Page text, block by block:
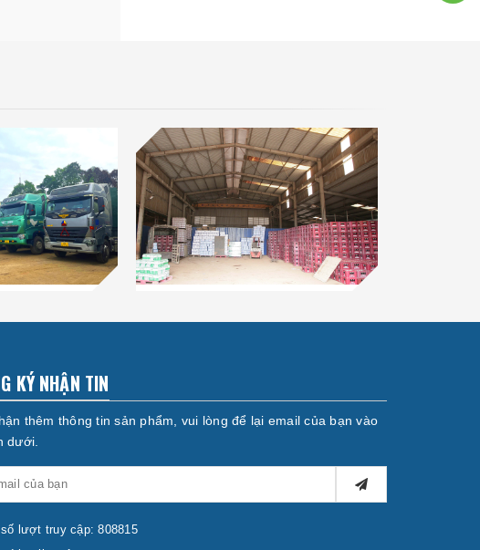
KÝ NHẬN TIN
thêm thông tin sản phẩm, vui lòng để lại email của bạn vào
dưới.
lượt truy cập: 808815